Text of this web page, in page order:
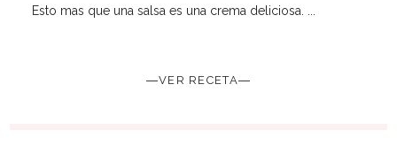
Esto mas que una salsa es una crema deliciosa. ...
―VER RECETA―